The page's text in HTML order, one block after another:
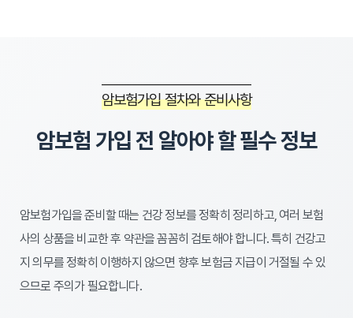
암보험가입 절차와 준비사항
암보험 가입 전 알아야 할 필수 정보
암보험가입을 준비할 때는 건강 정보를 정확히 정리하고, 여러 보험
사의 상품을 비교한 후 약관을 꼼꼼히 검토해야 합니다. 특히 건강고
지 의무를 정확히 이행하지 않으면 향후 보험금 지급이 거절될 수 있
으므로 주의가 필요합니다.